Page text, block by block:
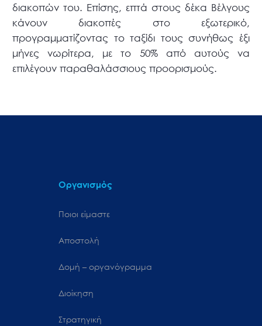
διακοπών του. Επίσης, επτά στους δέκα Βέλγους
κάνουν διακοπές στο εξωτερικό,
προγραμματίζοντας το ταξίδι τους συνήθως έξι
μήνες νωρίτερα, με το 50% από αυτούς να
επιλέγουν παραθαλάσσιους προορισμούς.
Οργανισμός
Ποιοι είμαστε
Αποστολή
Δομή – οργανόγραμμα
Διοίκηση
Στρατηγική